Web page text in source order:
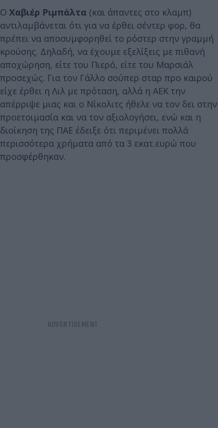
Ο Χαβιέρ Ριμπάλτα (και άπαντες στο κλαμπ)
αντιλαμβάνεται ότι για να έρθει σέντερ φορ, θα
πρέπει να αποσυμφορηθεί το ρόστερ στην γραμμή
κρούσης. Δηλαδή, να έχουμε εξελίξεις με πιθανή
αποχώρηση, είτε του Πιερό, είτε του Μαρσιάλ
προσεχώς. Για τον Γάλλο σούπερ σταρ προ καιρού
είχε έρθει η Λιλ με πρόταση, αλλά η ΑΕΚ την
απέρριψε μιας και ο Νίκολιτς ήθελε να τον δει στην
προετοιμασία και να τον αξιολογήσει, ενώ και η
διοίκηση της ΠΑΕ έδειξε ότι περιμένει πολλά
περισσότερα χρήματα από τα 3 εκατ.ευρώ που
προσφέρθηκαν.